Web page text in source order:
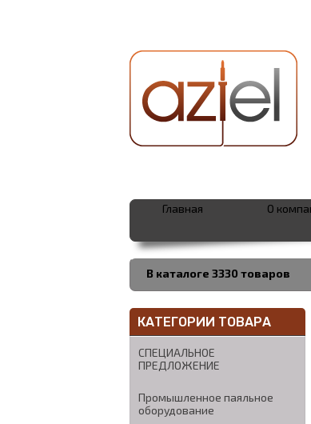
В каталоге 3330 товаров
Главная О
КАТЕГОРИИ ТОВАРА
СПЕЦИАЛЬНОЕ
ПРЕДЛОЖЕНИЕ
Промышленное паяльное
оборудование